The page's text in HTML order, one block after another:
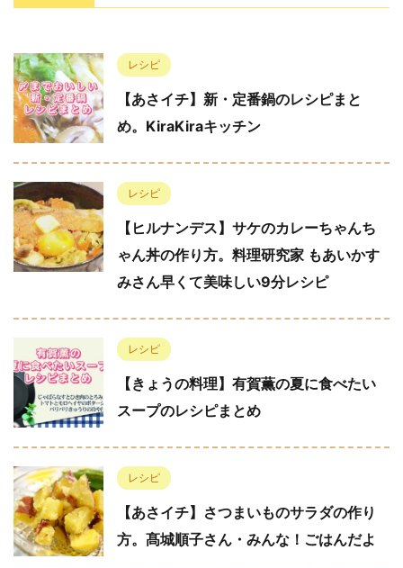
レシピ
【あさイチ】新・定番鍋のレシピまと
め。KiraKiraキッチン
レシピ
【ヒルナンデス】サケのカレーちゃんち
ゃん丼の作り方。料理研究家 もあいかす
みさん早くて美味しい9分レシピ
レシピ
【きょうの料理】有賀薫の夏に食べたい
スープのレシピまとめ
レシピ
【あさイチ】さつまいものサラダの作り
方。髙城順子さん・みんな！ごはんだよ